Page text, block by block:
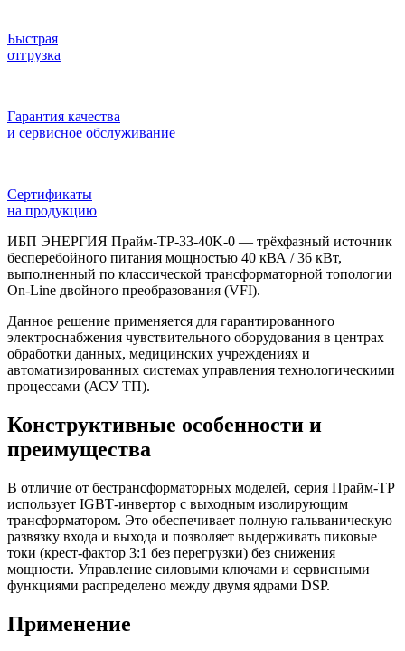
Быстрая
отгрузка
Гарантия качества
и сервисное обслуживание
Сертификаты
на продукцию
ИБП ЭНЕРГИЯ Прайм‑ТР‑33‑40K‑0 — трёхфазный источник
бесперебойного питания мощностью 40 кВА / 36 кВт,
выполненный по классической трансформаторной топологии
On‑Line двойного преобразования (VFI).
Данное решение применяется для гарантированного
электроснабжения чувствительного оборудования в центрах
обработки данных, медицинских учреждениях и
автоматизированных системах управления технологическими
процессами (АСУ ТП).
Конструктивные особенности и
преимущества
В отличие от бестрансформаторных моделей, серия Прайм‑ТР
использует IGBT‑инвертор с выходным изолирующим
трансформатором. Это обеспечивает полную гальваническую
развязку входа и выхода и позволяет выдерживать пиковые
токи (крест-фактор 3:1 без перегрузки) без снижения
мощности. Управление силовыми ключами и сервисными
функциями распределено между двумя ядрами DSP.
Применение